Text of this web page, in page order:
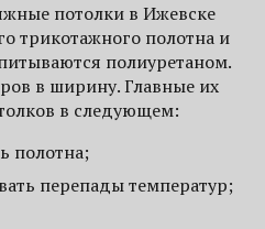
потолки в Ижевске
трикотажного полотна и
полиуретаном.
в ширину. Главные их
в следующем:
полотна;
перепады температур;